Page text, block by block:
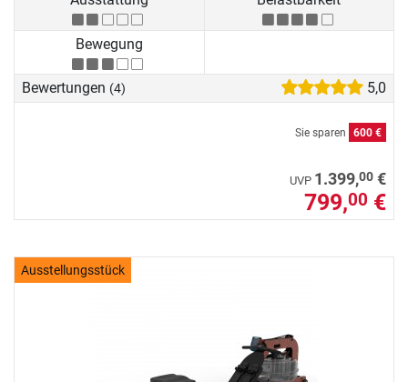
Bewegung
Bewertungen (4) 5,0
Sie sparen 600 €
UVP 1.399,00 €
799,00 €
Ausstellungsstück